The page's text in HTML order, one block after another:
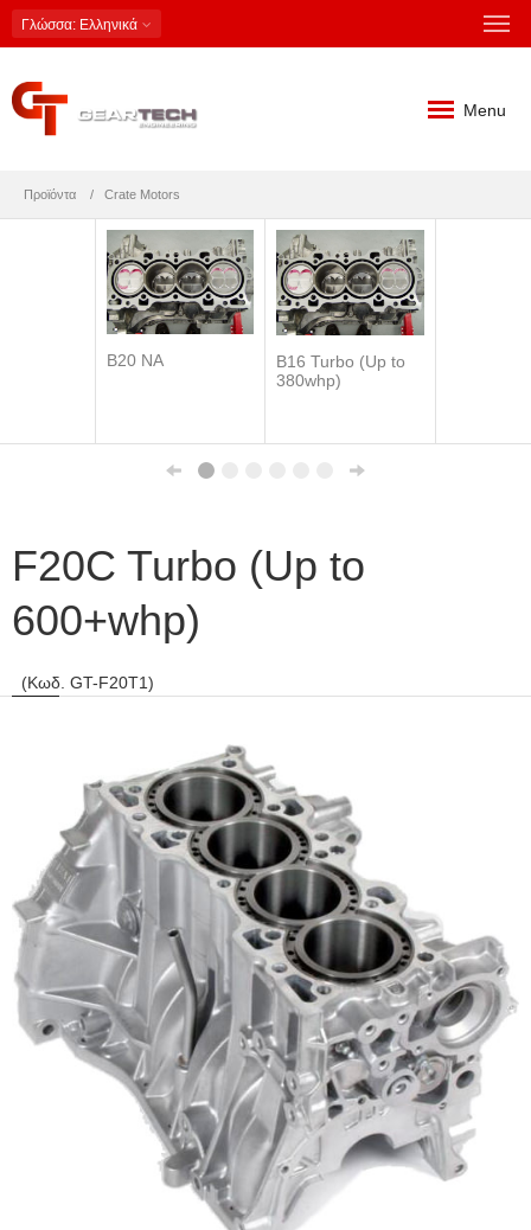
Γλώσσα: Ελληνικά
Menu
Προϊόντα Crate Motors
B20 NA
B16 Turbo (Up to
380whp)
F20C Turbo (Up to
600+whp)
(Κωδ. GT-F20T1)